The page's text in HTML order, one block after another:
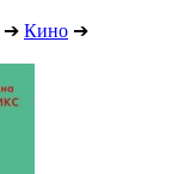
➔ Кино ➔